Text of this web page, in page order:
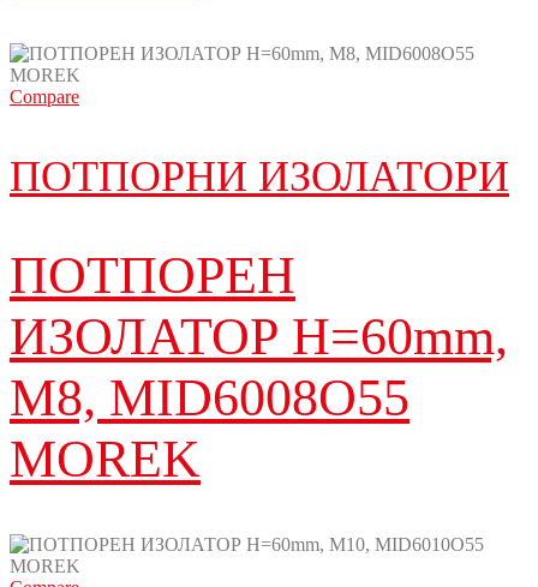
Compare
ПОТПОРНИ ИЗОЛАТОРИ
ПОТПОРЕН
ИЗОЛАТОР H=60mm,
M8, MID6008O55
MOREK